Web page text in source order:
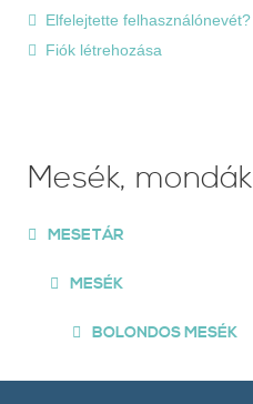
Elfelejtette felhasználónevét?
Fiók létrehozása
Mesék, mondák
MESETÁR
MESÉK
BOLONDOS MESÉK